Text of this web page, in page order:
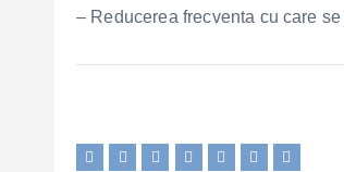
– Reducerea frecventa cu care